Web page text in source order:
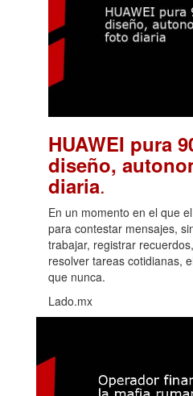
HUAWEI pura
diseño,
diaria.
En un momento en el que
para contestar mensajes,
trabajar, registrar
resolver tareas cotidianas,
que nunca.
Lado.mx